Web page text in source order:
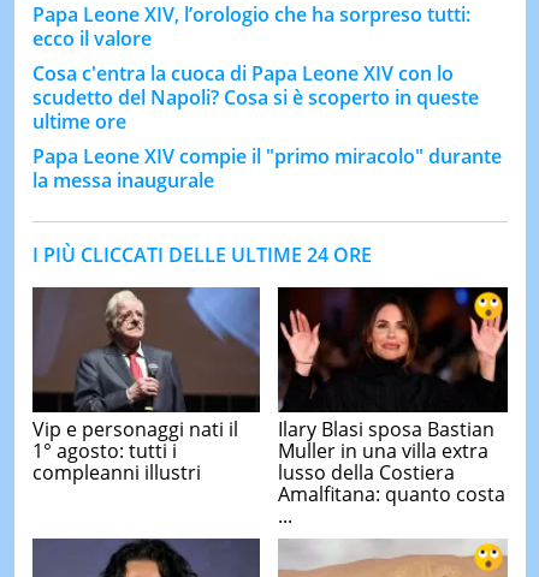
Papa Leone XIV, l’orologio che ha sorpreso tutti:
ecco il valore
Cosa c'entra la cuoca di Papa Leone XIV con lo
scudetto del Napoli? Cosa si è scoperto in queste
ultime ore
Papa Leone XIV compie il "primo miracolo" durante
la messa inaugurale
I PIÙ CLICCATI DELLE ULTIME 24 ORE
Vip e personaggi nati il
1° agosto: tutti i
compleanni illustri
Ilary Blasi sposa Bastian
Muller in una villa extra
lusso della Costiera
Amalfitana: quanto costa
...